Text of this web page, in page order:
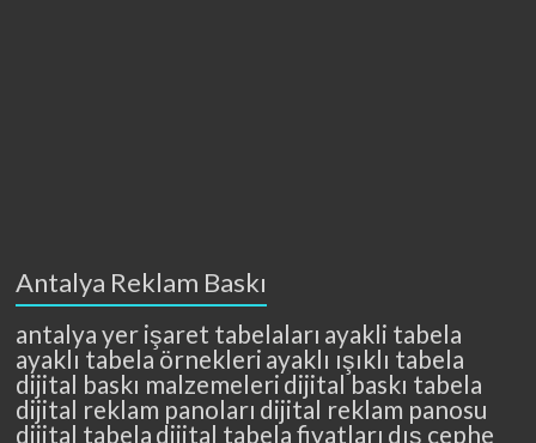
Antalya Reklam Baskı
antalya yer işaret tabelaları ayakli tabela
ayaklı tabela örnekleri ayaklı ışıklı tabela
dijital baskı malzemeleridijital baskı tabela
dijital reklam panoları dijital reklam panosu
dijital tabela dijital tabela fiyatları dış cephe